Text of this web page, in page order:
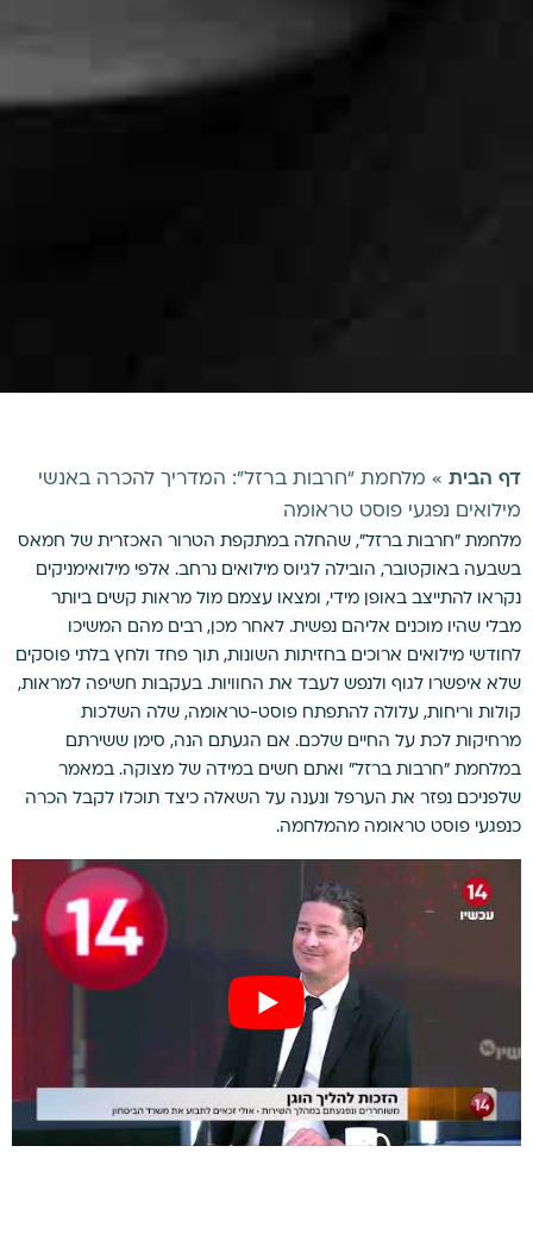
דף הבית » מלחמת “חרבות ברזל”: המדריך להכרה באנשי
מילואים נפגעי פוסט טראומה
מלחמת "חרבות ברזל", שהחלה במתקפת הטרור האכזרית של חמאס
בשבעה באוקטובר, הובילה לגיוס מילואים נרחב. אלפי מילואימניקים
נקראו להתייצב באופן מידי, ומצאו עצמם מול מראות קשים ביותר
מבלי שהיו מוכנים אליהם נפשית. לאחר מכן, רבים מהם המשיכו
לחודשי מילואים ארוכים בחזיתות השונות, תוך פחד ולחץ בלתי פוסקים
שלא איפשרו לגוף ולנפש לעבד את החוויות. בעקבות חשיפה למראות,
קולות וריחות, עלולה להתפתח פוסט-טראומה, שלה השלכות
מרחיקות לכת על החיים שלכם. אם הגעתם הנה, סימן ששירתם
במלחמת "חרבות ברזל" ואתם חשים במידה של מצוקה. במאמר
שלפניכם נפזר את הערפל ונענה על השאלה כיצד תוכלו לקבל הכרה
כנפגעי פוסט טראומה מהמלחמה.